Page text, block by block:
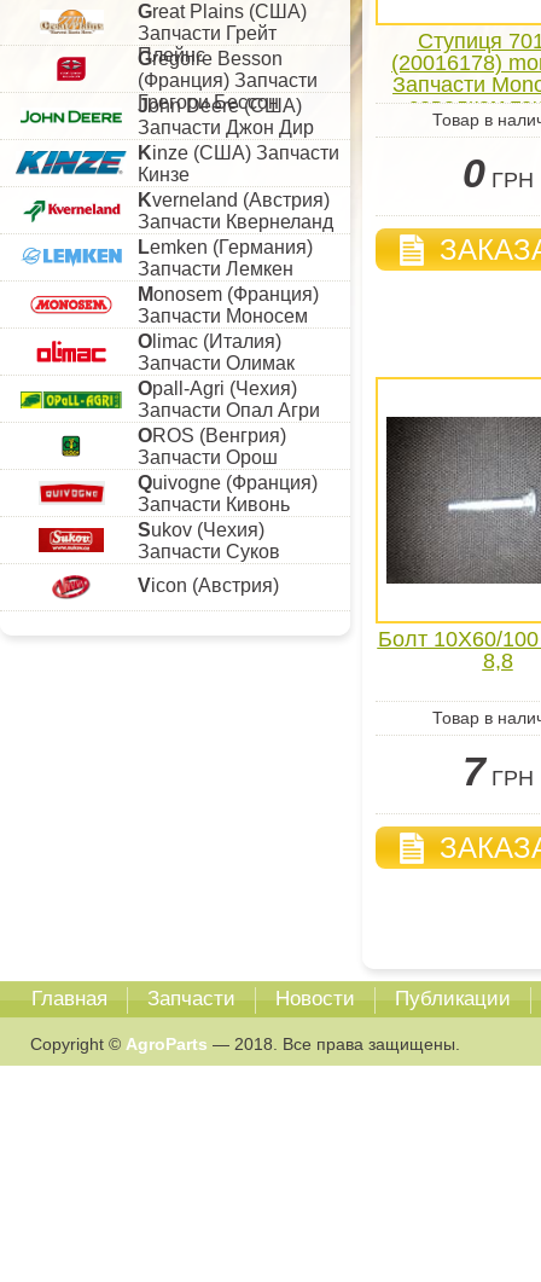
Great Plains (США)
Запчасти Грейт
Плейнс
Gregoire Besson
(Франция) Запчасти
Грегори Бессон
John Deere (США)
Запчасти Джон Дир
Kinze (США) Запчасти
Кинзе
Kverneland (Австрия)
Запчасти Квернеланд
Lemken (Германия)
Запчасти Лемкен
Monosem (Франция)
Запчасти Моносем
O limac (Италия)
Запчасти Олимак
Opall-Agri (Чехия)
Запчасти Опал Агри
OROS (Венгрия)
Запчасти Орош
Quivogne (Франция)
Запчасти Кивонь
Sukov (Чехия)
Запчасти Суков
Vicon (Австрия)
Ступиця
(20016178)
Запчасти
севалкам
посева
Товар в
0 ГРН
Болт 10X60/
8,8
Товар в
7 ГРН
Главная Запчасти Новости Публикации
Copyright © AgroParts — 2018. Все права защищены.